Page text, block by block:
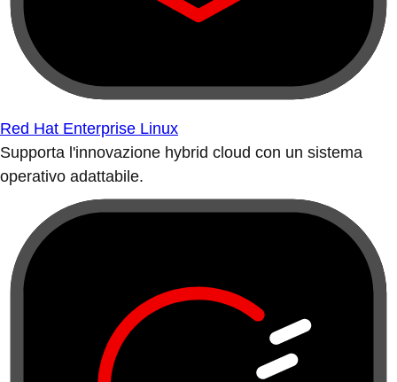
Red Hat Enterprise Linux
Supporta l'innovazione hybrid cloud con un sistema
operativo adattabile.